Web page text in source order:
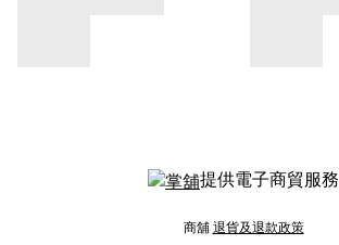
提供電子商貿服務
商舖 退貨及退款政策